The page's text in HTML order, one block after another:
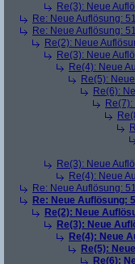
Re(3): Neue
Re: Neue Auflösung:
Re: Neue Auflösung:
Re(2): Neue
Re(3): Neue
Re(4): Neue
Re(5):
Re(6):
Re(3): Neue
Re(4): Neue
Re: Neue Auflösung:
Re: Neue Auflösung:
Re(2): Neue
Re(3): Neue
Re(4): Neue
Re(5):
Re(6):